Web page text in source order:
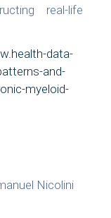
real-life
data-
and-
myeloid-
Nicolini